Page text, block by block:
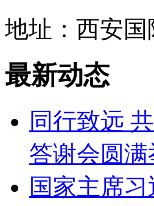
地址：西安
最新动态
同行致远
答谢会圆满
国家主席